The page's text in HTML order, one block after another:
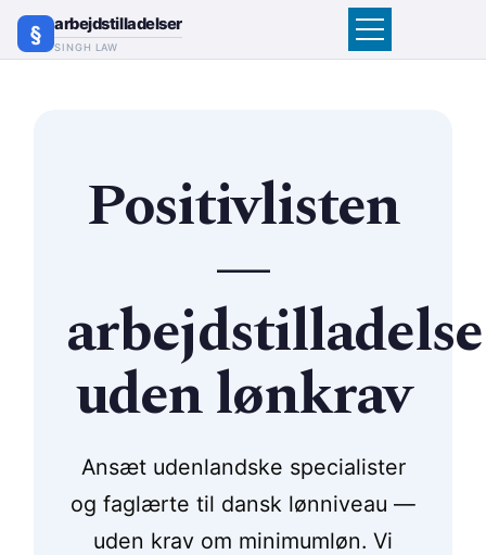
arbejdstilladelser
SINGH LAW
Positivlisten
—
arbejdstilladelse
uden lønkrav
Ansæt udenlandske specialister
og faglærte til dansk lønniveau —
uden krav om minimumløn. Vi